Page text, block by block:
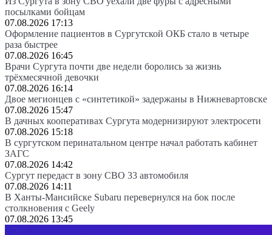
посылками бойцам
07.08.2026 17:13
Оформление пациентов в Сургутской ОКБ стало в четыре
раза быстрее
07.08.2026 16:45
Врачи Сургута почти две недели боролись за жизнь
трёхмесячной девочки
07.08.2026 16:14
Двое мегионцев с «синтетикой» задержаны в Нижневартовске
07.08.2026 15:47
В дачных кооперативах Сургута модернизируют электросети
07.08.2026 15:18
В сургутском перинатальном центре начал работать кабинет
ЗАГС
07.08.2026 14:42
Сургут передаст в зону СВО 33 автомобиля
07.08.2026 14:11
В Ханты-Мансийске Subaru перевернулся на бок после
столкновения с Geely
07.08.2026 13:45